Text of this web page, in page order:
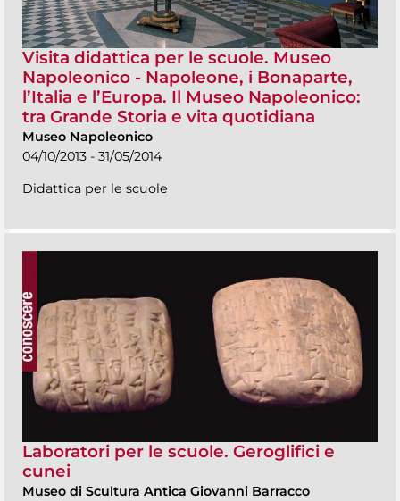
Visita didattica per le scuole. Museo
Napoleonico - Napoleone, i Bonaparte,
l’Italia e l’Europa. Il Museo Napoleonico:
tra Grande Storia e vita quotidiana
Museo Napoleonico
04/10/2013 - 31/05/2014
Didattica per le scuole
Laboratori per le scuole. Geroglifici e
cunei
Museo di Scultura Antica Giovanni Barracco